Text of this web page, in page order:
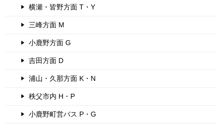
横瀬・皆野方面 T・Y
三峰方面 M
小鹿野方面 G
吉田方面 D
浦山・久那方面 K・N
秩父市内 H・P
小鹿野町営バス P・G